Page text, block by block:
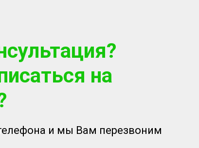
на
и мы Вам перезвоним